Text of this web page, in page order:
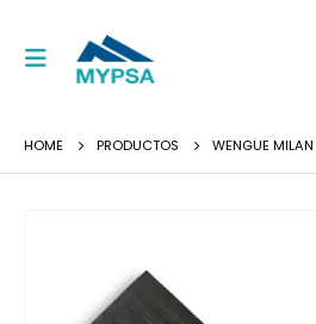
HOME PRODUCTOS WENGUE MILAN